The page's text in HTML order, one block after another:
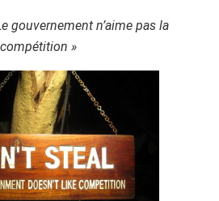
gouvernement n’aime pas la
compétition »